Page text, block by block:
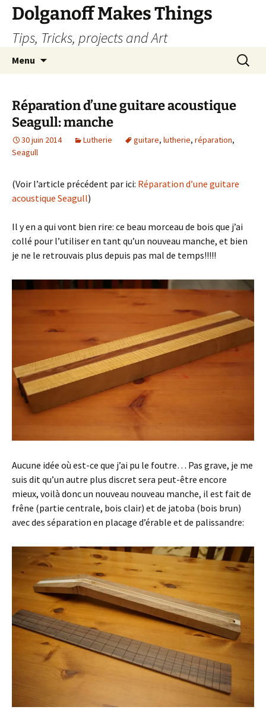
Dolganoff Makes Things
Tips, Tricks, projects and Art
Menu
Réparation d’une guitare acoustique
Seagull: manche
30 juin 2014 Lutherie guitare, lutherie, réparation,
Seagull
(Voir l’article précédent par ici: Réparation d’une guitare
acoustique Seagull)
Il y en a qui vont bien rire: ce beau morceau de bois que j’ai
collé pour l’utiliser en tant qu’un nouveau manche, et bien
je ne le retrouvais plus depuis pas mal de temps!!!!!
Aucune idée où est-ce que j’ai pu le foutre… Pas grave, je me
suis dit qu’un autre plus discret sera peut-être encore
mieux, voilà donc un nouveau nouveau manche, il est fait de
frêne (partie centrale, bois clair) et de jatoba (bois brun)
avec des séparation en placage d’érable et de palissandre: